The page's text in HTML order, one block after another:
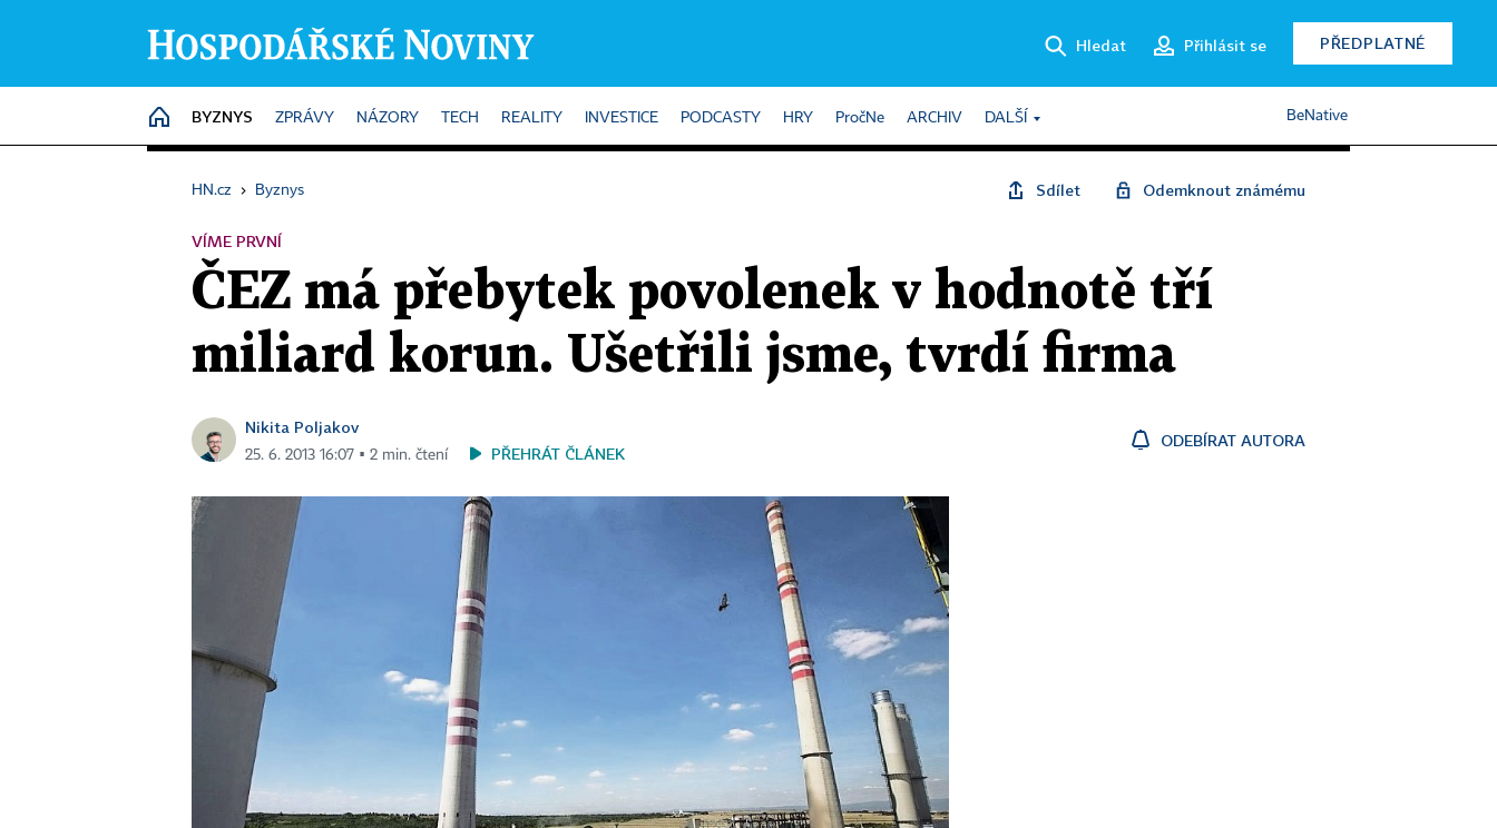
Hledat Přihlásit se PŘEDPLATNÉ
HOME
BYZNYS ZPRÁVY NÁZORY TECH REALITY INVESTICE PODCASTY HRY PročNe ARCHIV DALŠÍ BeNative
HN.cz › Byznys Sdílet Odemknout známému
VÍME PRVNÍ
ČEZ má přebytek povolenek v hodnotě tří
miliard korun. Ušetřili jsme, tvrdí firma
Nikita Poljakov
25. 6. 2013 16:07 ▪ 2 min. čtení PŘEHRÁT ČLÁNEK
ODEBÍRAT AUTORA